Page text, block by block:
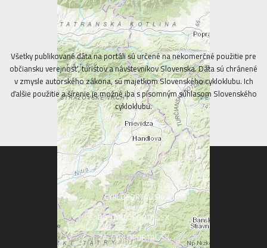
Všetky publikované dáta na portáli sú určené na nekomerčné použitie pre
občiansku verejnosť, turistov a návštevníkov Slovenska. Dáta sú chránené
v zmysle autorského zákona, sú majetkom Slovenského cykloklubu. Ich
ďalšie použitie a šírenie je možné iba s písomným súhlasom Slovenského
cykloklubu.
CYKLOPORTALY
CYKLOPORTAL.SK
BA .CYKLOPORTAL.SK
ZA .CYKLOPORTAL.SK